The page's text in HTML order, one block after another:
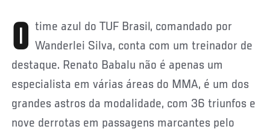
O time azul do TUF Brasil, comandado por Wanderlei Silva, conta com um treinador de
destaque. Renato Babalu não é apenas um
especialista em várias áreas do MMA, é um dos
grandes astros da modalidade, com 36 triunfos e
nove derrotas em passagens marcantes pelo